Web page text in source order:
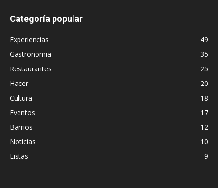
Categoría popular
Experiencias
49
Gastronomia
35
Restaurantes
25
Hacer
20
Cultura
18
Eventos
17
Barrios
12
Noticias
10
Listas
9